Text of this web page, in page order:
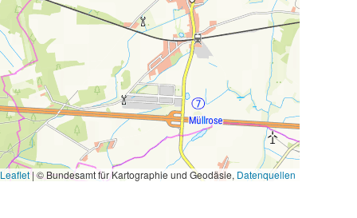
| © Bundesamt für Kartographie und Geodäsie, Datenquellen